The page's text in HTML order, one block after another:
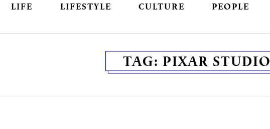
LIFE LIFESTYLE CULTURE PEOPLE
TAG: PIXAR STUDIO